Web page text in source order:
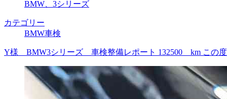
BMW、3シリーズ
カテゴリー
BMW車検
Y様 BMW3シリーズ 車検整備レポート 132500 km この度